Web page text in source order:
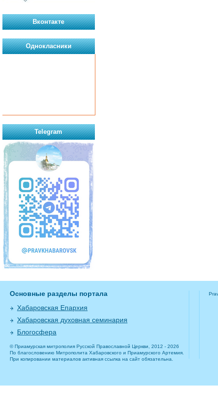
Вконтакте
Однокласники
Telegram
Основные разделы портала
Хабаровская Епархия
Хабаровская духовная семинария
Блогосфера
© Приамурская митрополия Русской Православной Церкви, 2012 - 2026
По благословению Митрополита Хабаровского и Приамурского Артемия.
При копировании материалов активная ссылка на сайт обязательна.